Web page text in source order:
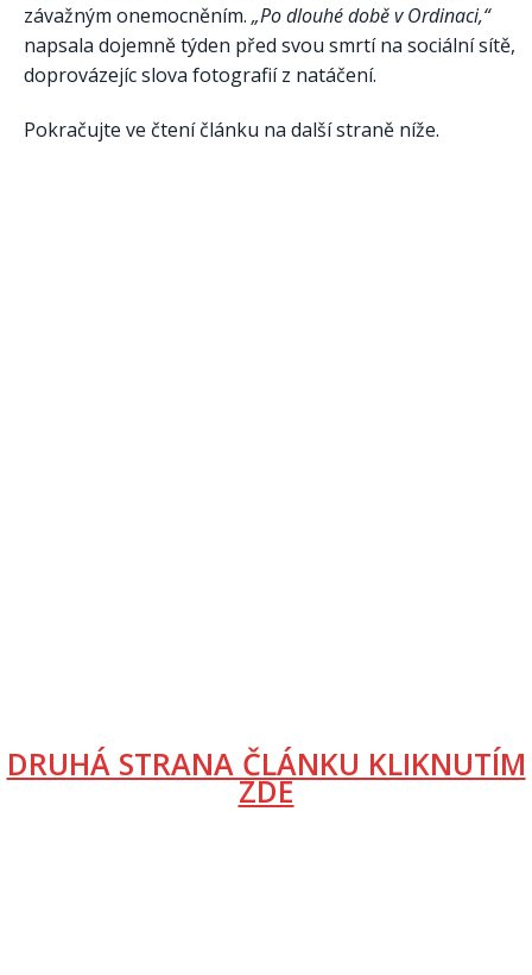
závažným onemocněním. „Po dlouhé době v Ordinaci,“
napsala dojemně týden před svou smrtí na sociální sítě,
doprovázejíc slova fotografií z natáčení.
Pokračujte ve čtení článku na další straně níže.
DRUHÁ STRANA ČLÁNKU KLIKNUTÍM
ZDE